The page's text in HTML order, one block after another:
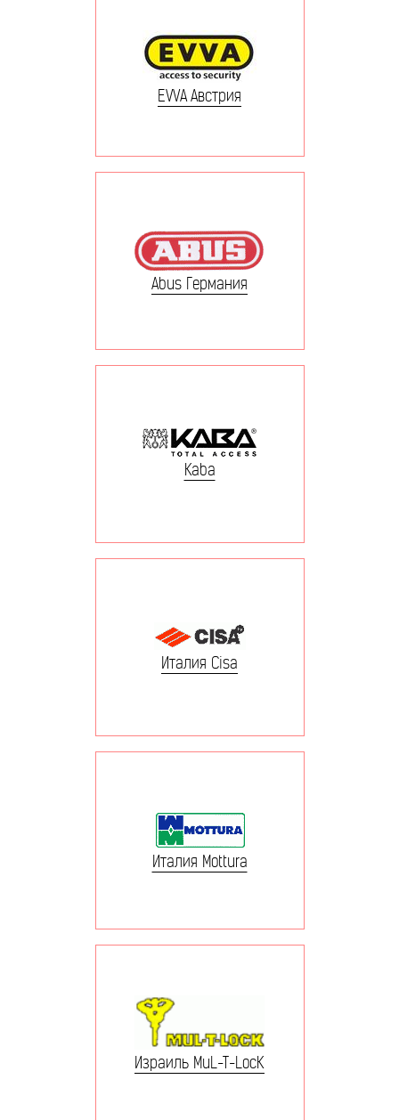
EVVA Австрия
Abus Германия
Kaba
Италия Cisa
Италия Mottura
Израиль MuL-T-LocK